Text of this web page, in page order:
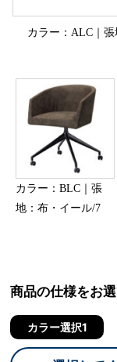
カラー：ALC｜
カラー：BLC｜張
地：布・イール/7
商品の仕様をお
カラー選択1